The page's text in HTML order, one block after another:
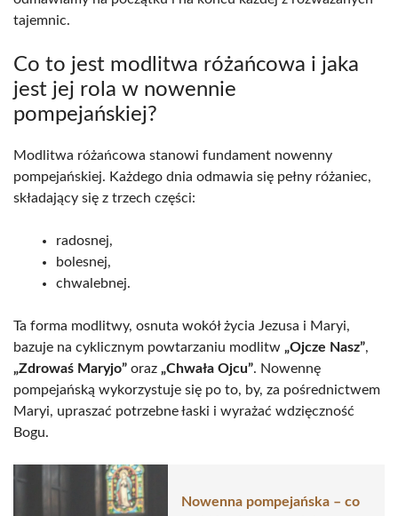
tajemnic.
Co to jest modlitwa różańcowa i jaka
jest jej rola w nowennie
pompejańskiej?
Modlitwa różańcowa stanowi fundament nowenny
pompejańskiej. Każdego dnia odmawia się pełny różaniec,
składający się z trzech części:
radosnej,
bolesnej,
chwalebnej.
Ta forma modlitwy, osnuta wokół życia Jezusa i Maryi,
bazuje na cyklicznym powtarzaniu modlitw „Ojcze Nasz”,
„Zdrowaś Maryjo” oraz „Chwała Ojcu”. Nowennę
pompejańską wykorzystuje się po to, by, za pośrednictwem
Maryi, upraszać potrzebne łaski i wyrażać wdzięczność
Bogu.
Nowenna pompejańska – co